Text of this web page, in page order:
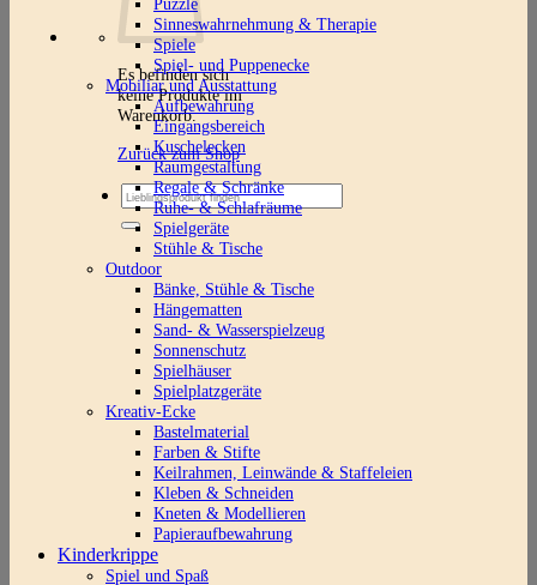
Es befinden sich
keine Produkte im
Warenkorb.
Zurück zum Shop
Suchen
nach:
Sinneswahrnehmung & Therapie
Spiele
Spiel- und Puppenecke
Mobiliar und Ausstattung
Aufbewahrung
Eingangsbereich
Kuschelecken
Raumgestaltung
Regale & Schränke
Ruhe- & Schlafräume
Spielgeräte
Stühle & Tische
Outdoor
Bänke, Stühle & Tische
Hängematten
Sand- & Wasserspielzeug
Sonnenschutz
Spielhäuser
Spielplatzgeräte
Kreativ-Ecke
Bastelmaterial
Farben & Stifte
Keilrahmen, Leinwände & Staffeleien
Kleben & Schneiden
Kneten & Modellieren
Papieraufbewahrung
Kinderkrippe
Spiel und Spaß